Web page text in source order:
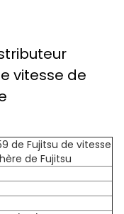
vitesse de
de Fujitsu de vitesse
de Fujitsu